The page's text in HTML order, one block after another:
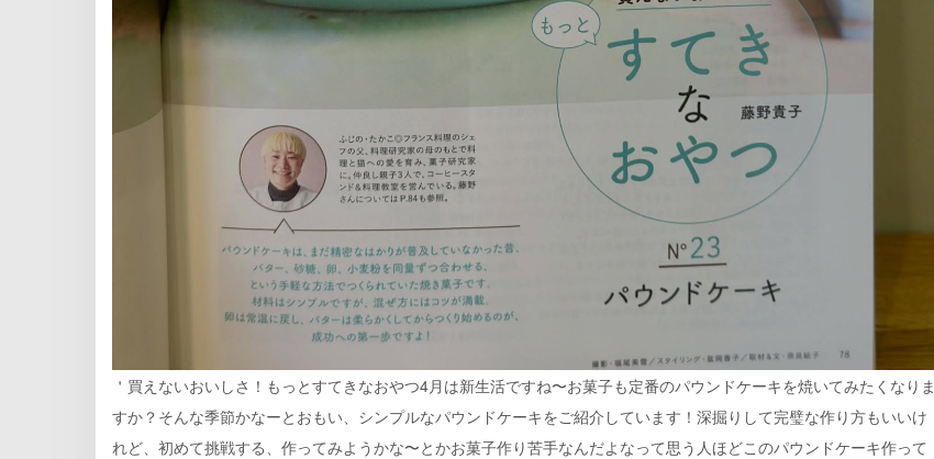
＇買えないおいしさ！もっとすてきなおやつ4月は新生活ですね〜お菓子も定番のパウンドケーキを焼いてみたくなりま
すか？そんな季節かなーとおもい、シンプルなパウンドケーキをご紹介しています！深掘りして完璧な作り方もいいけ
れど、初めて挑戦する、作ってみようかな〜とかお菓子作り苦手なんだよなって思う人ほどこのパウンドケーキ作って